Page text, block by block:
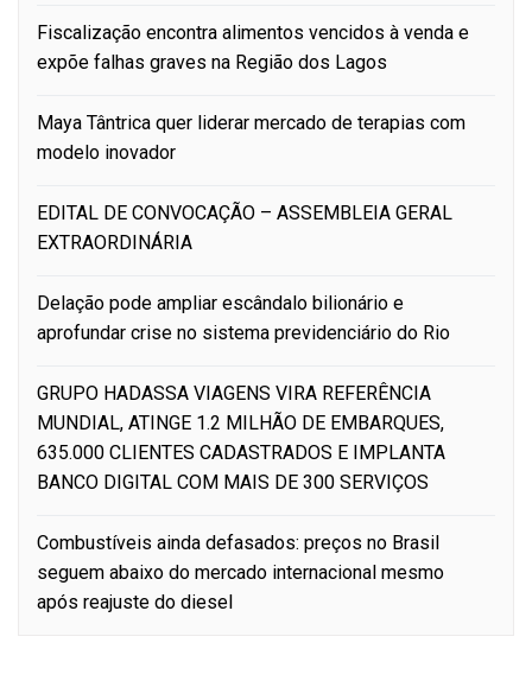
Fiscalização encontra alimentos vencidos à venda e
expõe falhas graves na Região dos Lagos
Maya Tântrica quer liderar mercado de terapias com
modelo inovador
EDITAL DE CONVOCAÇÃO – ASSEMBLEIA GERAL
EXTRAORDINÁRIA
Delação pode ampliar escândalo bilionário e
aprofundar crise no sistema previdenciário do Rio
GRUPO HADASSA VIAGENS VIRA REFERÊNCIA
MUNDIAL, ATINGE 1.2 MILHÃO DE EMBARQUES,
635.000 CLIENTES CADASTRADOS E IMPLANTA
BANCO DIGITAL COM MAIS DE 300 SERVIÇOS
Combustíveis ainda defasados: preços no Brasil
seguem abaixo do mercado internacional mesmo
após reajuste do diesel